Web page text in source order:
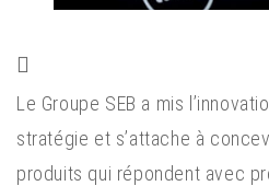
Le Groupe SEB a mis
stratégie et s’attache à
produits qui répondent avec